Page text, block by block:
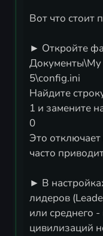
Вот что стоит
► Откройте
Документы\My
5\config.ini
Найдите
1 и замените
0
Это отключает
часто
► В
лидеров
или среднего
цивилизаций